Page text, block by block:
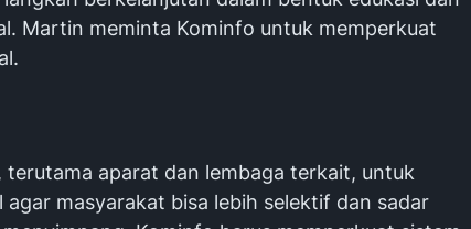
Martin meminta Kominfo untuk memperkuat
terutama aparat dan lembaga terkait, untuk
masyarakat bisa lebih selektif dan sadar